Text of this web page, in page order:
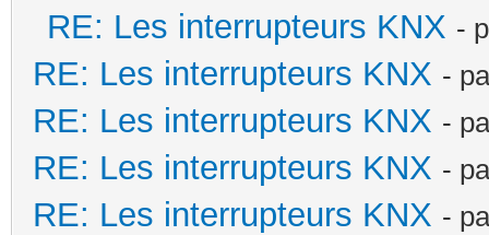
RE: Les interrupteurs KNX -
RE: Les interrupteurs KNX -
RE: Les interrupteurs KNX -
RE: Les interrupteurs KNX -
RE: Les interrupteurs KNX -